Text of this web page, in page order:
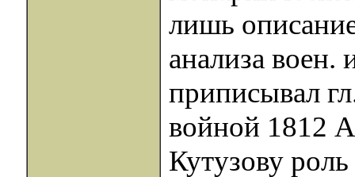
лишь
анализа
приписывал
войной 1812
Кутузову